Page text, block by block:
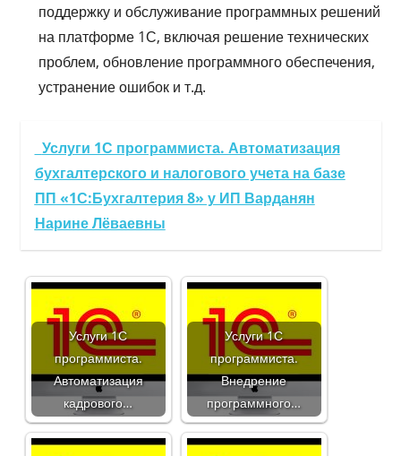
поддержку и обслуживание программных решений
на платформе 1С, включая решение технических
проблем, обновление программного обеспечения,
устранение ошибок и т.д.
Услуги 1С программиста. Автоматизация
бухгалтерского и налогового учета на базе
ПП «1С:Бухгалтерия 8» у ИП Варданян
Нарине Лёваевны
Услуги 1С
программиста.
Автоматизация
кадрового…
Услуги 1С
программиста.
Внедрение
программного…